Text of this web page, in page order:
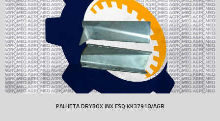
PALHETA DRYBOX INX ESQ KK37918/AGR